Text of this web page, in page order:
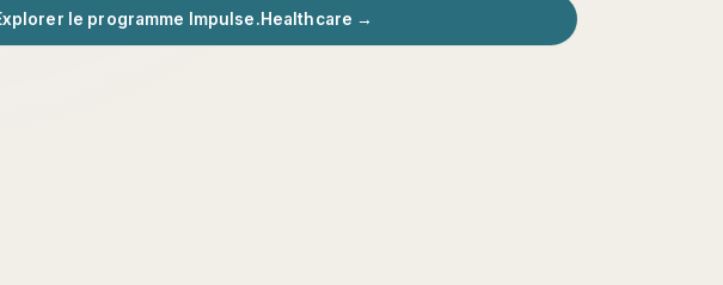
le programme Impulse.Healthcare →